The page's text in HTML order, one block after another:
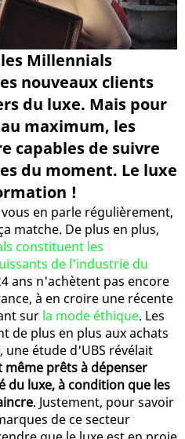
Millennials
nouveaux clients
du luxe. Mais pour
maximum, les
capables de suivre
du moment. Le luxe
!
en parle régulièrement,
matche. De plus en plus,
constituent les
de l'industrie du
ans n'achètent pas encore
à en croire une récente
sur la mode éthique. Les
de plus en plus aux achats
une étude d'UBS révélait
même prêts à dépenser
du luxe, à condition que les
. Justement, pour savoir
de ce secteur